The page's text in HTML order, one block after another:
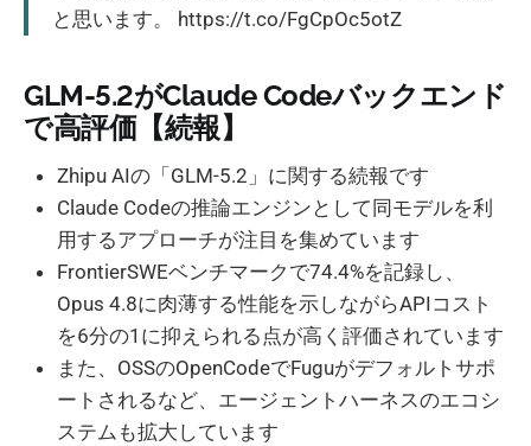
と思います。 https://t.co/FgCpOc5otZ
GLM-5.2がClaude Codeバックエンド
で高評価【続報】
Zhipu AIの「GLM-5.2」に関する続報です
Claude Codeの推論エンジンとして同モデルを利
用するアプローチが注目を集めています
FrontierSWEベンチマークで74.4%を記録し、
Opus 4.8に肉薄する性能を示しながらAPIコスト
を6分の1に抑えられる点が高く評価されています
また、OSSのOpenCodeでFuguがデフォルトサポ
ートされるなど、エージェントハーネスのエコシ
ステムも拡大しています